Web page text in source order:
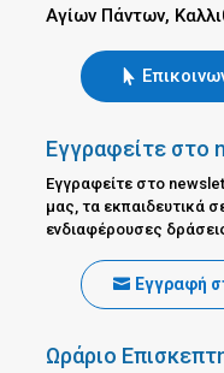
Αγίων Πάντων,
Εγγραφείτε στο
Εγγραφείτε στο
μας, τα εκπαιδευτικά
ενδιαφέρουσες
Εγγραφή
Ωράριο